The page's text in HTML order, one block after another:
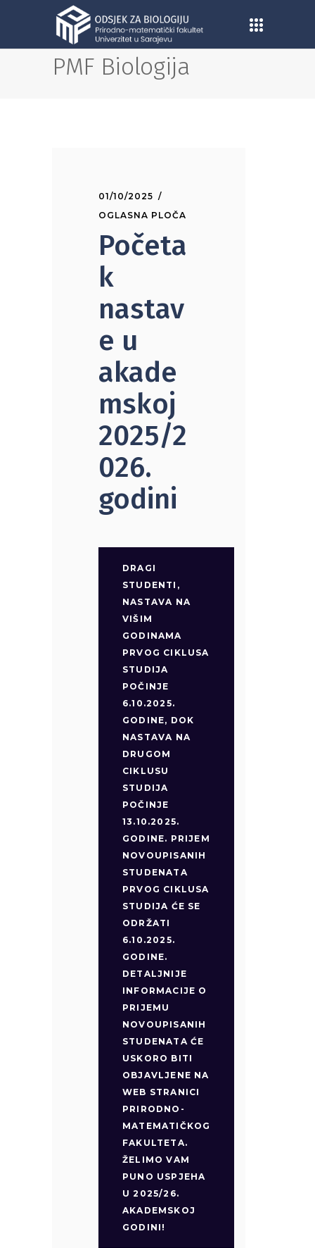
PMF Biologija
01/10/2025
OGLASNA PLOČA
Početa
k
nastav
e u
akade
mskoj
2025/2
026.
godini
DRAGI
STUDENTI,
NASTAVA NA
VIŠIM
GODINAMA
PRVOG CIKLUSA
STUDIJA
POČINJE
6.10.2025.
GODINE, DOK
NASTAVA NA
DRUGOM
CIKLUSU
STUDIJA
POČINJE
13.10.2025.
GODINE. PRIJEM
NOVOUPISANIH
STUDENATA
PRVOG CIKLUSA
STUDIJA ĆE SE
ODRŽATI
6.10.2025.
GODINE.
DETALJNIJE
INFORMACIJE O
PRIJEMU
NOVOUPISANIH
STUDENATA ĆE
USKORO BITI
OBJAVLJENE NA
WEB STRANICI
PRIRODNO-
MATEMATIČKOG
FAKULTETA.
ŽELIMO VAM
PUNO USPJEHA
U 2025/26.
AKADEMSKOJ
GODINI!